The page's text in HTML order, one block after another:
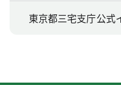
東京都三宅支庁公式